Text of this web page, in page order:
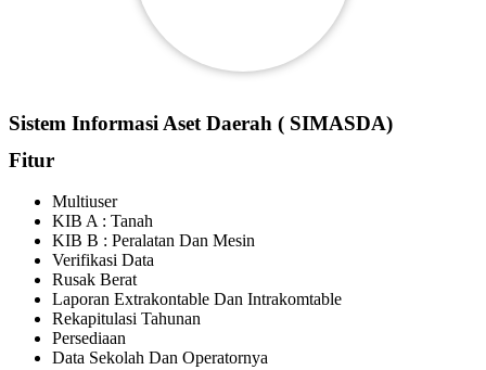
Sistem Informasi Aset Daerah ( SIMASDA)
Fitur
Multiuser
KIB A : Tanah
KIB B : Peralatan Dan Mesin
Verifikasi Data
Rusak Berat
Laporan Extrakontable Dan Intrakomtable
Rekapitulasi Tahunan
Persediaan
Data Sekolah Dan Operatornya